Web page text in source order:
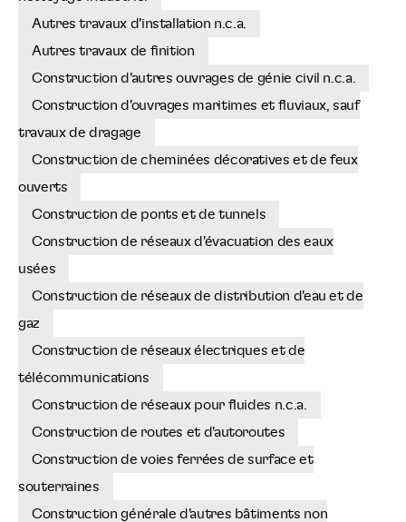
Autres travaux d'installation n.c.a.
Autres travaux de finition
Construction d'autres ouvrages de génie civil n.c.a.
Construction d'ouvrages maritimes et fluviaux, sauf
travaux de dragage
Construction de cheminées décoratives et de feux
ouverts
Construction de ponts et de tunnels
Construction de réseaux d'évacuation des eaux
usées
Construction de réseaux de distribution d'eau et de
gaz
Construction de réseaux électriques et de
télécommunications
Construction de réseaux pour fluides n.c.a.
Construction de routes et d'autoroutes
Construction de voies ferrées de surface et
souterraines
Construction générale d'autres bâtiments non